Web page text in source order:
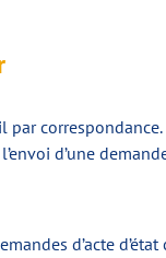
d’une
d’acte